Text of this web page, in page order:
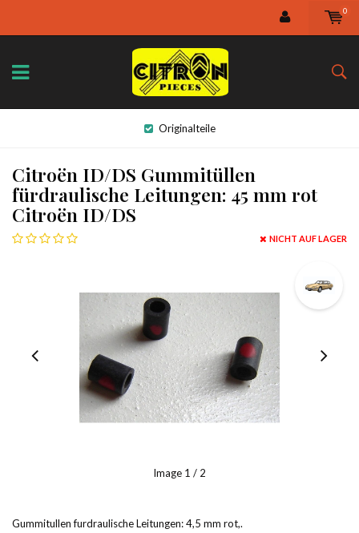
0
Originalteile
Citroën ID/DS Gummitüllen
fürdraulische Leitungen: 45 mm rot
Citroën ID/DS
NICHT AUF LAGER
Image 1 / 2
Gummitullen furdraulische Leitungen: 4,5 mm rot,.